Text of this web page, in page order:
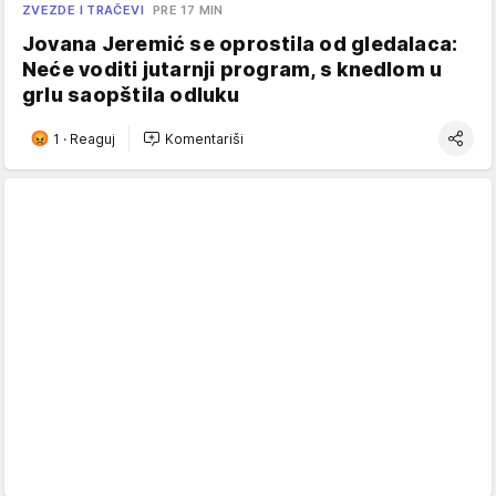
ZVEZDE I TRAČEVI PRE 17 MIN
Jovana Jeremić se oprostila od gledalaca:
Neće voditi jutarnji program, s knedlom u
grlu saopštila odluku
1 · Reaguj Komentariši